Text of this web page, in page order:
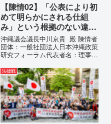
【陳情02】「公表により初
めて明らかにされる仕組
み」という根拠のない違法
運用の指摘と条例運用の停
止を求める陳情書
沖縄議会議長中川京貴 殿 陳情者
団体：一般社団法人日本沖縄政策
研究フォーラム代表者名：理事
市電 話：080- 「公表により初
めて明らかにされる仕組み」とい
う根拠のない違法運用の指摘と条
例運用の停止を求める陳情...
法律戦